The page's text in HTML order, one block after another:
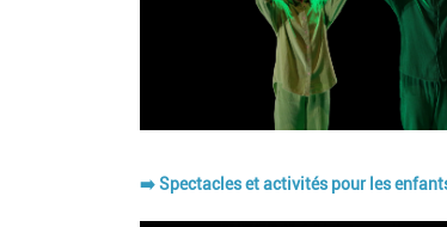
➡️ Spectacles et activités pour les